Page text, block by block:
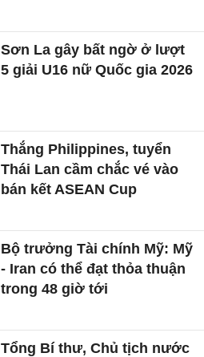
Sơn La gây bất ngờ ở lượt
5 giải U16 nữ Quốc gia 2026
Thắng Philippines, tuyển
Thái Lan cầm chắc vé vào
bán kết ASEAN Cup
Bộ trưởng Tài chính Mỹ: Mỹ
- Iran có thể đạt thỏa thuận
trong 48 giờ tới
Tổng Bí thư, Chủ tịch nước